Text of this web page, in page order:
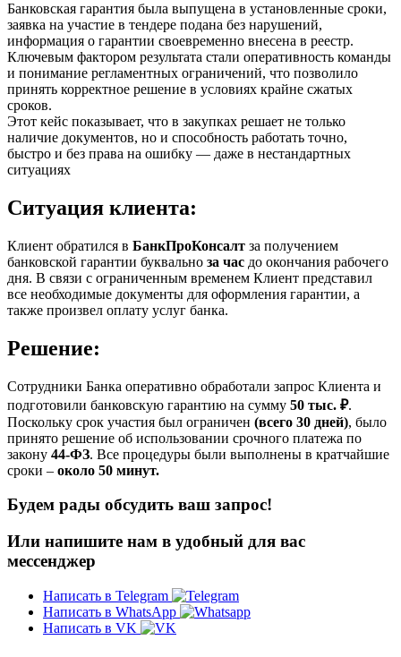
Банковская гарантия была выпущена в установленные сроки,
заявка на участие в тендере подана без нарушений,
информация о гарантии своевременно внесена в реестр.
Ключевым фактором результата стали оперативность команды
и понимание регламентных ограничений, что позволило
принять корректное решение в условиях крайне сжатых
сроков.
Этот кейс показывает, что в закупках решает не только
наличие документов, но и способность работать точно,
быстро и без права на ошибку — даже в нестандартных
ситуациях
Ситуация клиента:
Клиент обратился в БанкПроКонсалт за получением
банковской гарантии буквально за час до окончания рабочего
дня. В связи с ограниченным временем Клиент представил
все необходимые документы для оформления гарантии, а
также произвел оплату услуг банка.
Решение:
Сотрудники Банка оперативно обработали запрос Клиента и
подготовили банковскую гарантию на сумму 50 тыс. ₽.
Поскольку срок участия был ограничен (всего 30 дней), было
принято решение об использовании срочного платежа по
закону 44-ФЗ. Все процедуры были выполнены в кратчайшие
сроки – около 50 минут.
Будем рады обсудить ваш запрос!
Или напишите нам в удобный для вас
мессенджер
Написать в Telegram
Написать в WhatsApp
Написать в VK